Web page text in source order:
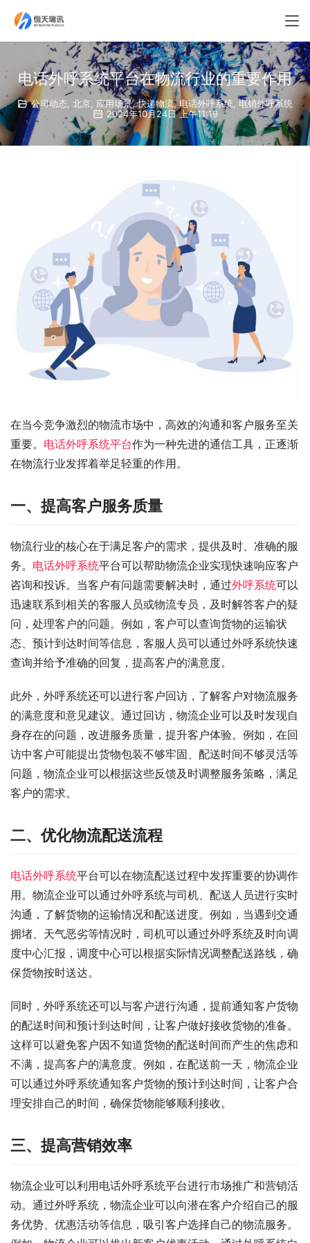
电话外呼系统平台在物流行业的重要作用
公司动态 北京 应用场景,快递物流,电话外呼系统, 电销外呼系统
2024年10月24日 上午11:19
在当今竞争激烈的物流市场中，高效的沟通和客户服务至关
重要。 电话外呼系统平台作为一种先进的通信工具，正逐渐
在物流行业发挥着举足轻重的作用。
一、提高客户服务质量
物流行业的核心在于满足客户的需求，提供及时、准确的服
务。 电话外呼系统平台可以帮助物流企业实现快速响应客户
咨询和投诉。当客户有问题需要解决时，通过外呼系统可以
迅速联系到相关的客服人员或物流专员，及时解答客户的疑
问，处理客户的问题。例如，客户可以查询货物的运输状
态、预计到达时间等信息，客服人员可以通过外呼系统快速
查询并给予准确的回复，提高客户的满意度。
此外，外呼系统还可以进行客户回访，了解客户对物流服务
的满意度和意见建议。通过回访，物流企业可以及时发现自
身存在的问题，改进服务质量，提升客户体验。例如，在回
访中客户可能提出货物包装不够牢固、配送时间不够灵活等
问题，物流企业可以根据这些反馈及时调整服务策略，满足
客户的需求。
二、优化物流配送流程
电话外呼系统平台可以在物流配送过程中发挥重要的协调作
用。物流企业可以通过外呼系统与司机、配送人员进行实时
沟通，了解货物的运输情况和配送进度。例如，当遇到交通
拥堵、天气恶劣等情况时，司机可以通过外呼系统及时向调
度中心汇报，调度中心可以根据实际情况调整配送路线，确
保货物按时送达。
同时，外呼系统还可以与客户进行沟通，提前通知客户货物
的配送时间和预计到达时间，让客户做好接收货物的准备。
这样可以避免客户因不知道货物的配送时间而产生的焦虑和
不满，提高客户的满意度。例如，在配送前一天，物流企业
可以通过外呼系统通知客户货物的预计到达时间，让客户合
理安排自己的时间，确保货物能够顺利接收。
三、提高营销效率
物流企业可以利用电话外呼系统平台进行市场推广和营销活
动。通过外呼系统，物流企业可以向潜在客户介绍自己的服
务优势、优惠活动等信息，吸引客户选择自己的物流服务。